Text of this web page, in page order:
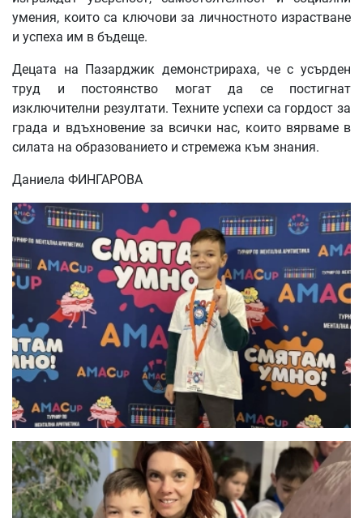
умения, които са ключови за личностното израстване
и успеха им в бъдеще.
Децата на Пазарджик демонстрираха, че с усърден
труд и постоянство могат да се постигнат
изключителни резултати. Техните успехи са гордост за
града и вдъхновение за всички нас, които вярваме в
силата на образованието и стремежа към знания.
Даниела ФИНГАРОВА